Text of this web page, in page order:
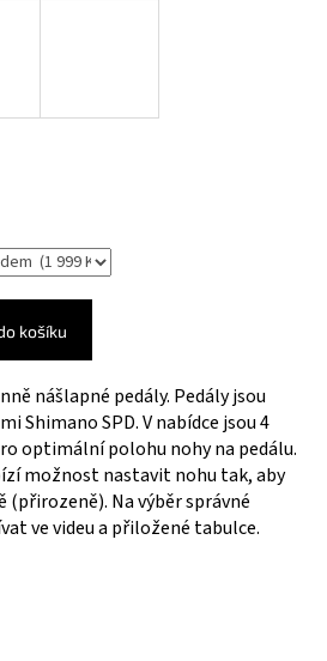
košíku
nášlapné pedály. Pedály jsou
Shimano SPD. V nabídce jsou 4
optimální polohu nohy na pedálu.
možnost nastavit nohu tak, aby
(přirozeně). Na výběr správné
ve videu a přiložené tabulce.